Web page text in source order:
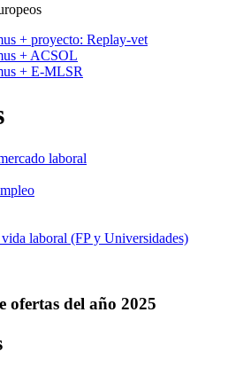
+ proyecto: Replay-vet
+ ACSOL
+ E-MLSR
laboral
laboral (FP y Universidades)
ofertas del año 2025